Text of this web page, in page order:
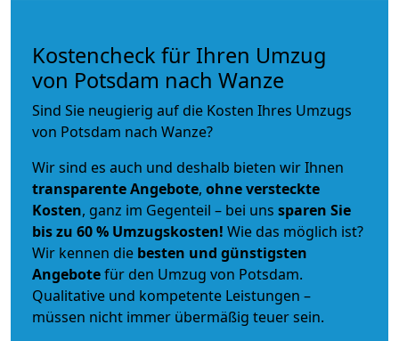
Kostencheck für Ihren Umzug
von Potsdam nach Wanze
Sind Sie neugierig auf die Kosten Ihres Umzugs
von Potsdam nach Wanze?
Wir sind es auch und deshalb bieten wir Ihnen
transparente Angebote, ohne versteckte
Kosten, ganz im Gegenteil – bei uns sparen Sie
bis zu 60 % Umzugskosten! Wie das möglich ist?
Wir kennen die besten und günstigsten
Angebotefür den Umzug von Potsdam.
Qualitative und kompetente Leistungen –
müssen nicht immer übermäßig teuer sein.